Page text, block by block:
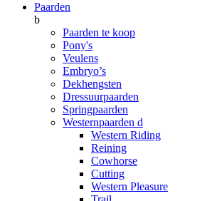
Paarden
b
Paarden te koop
Pony's
Veulens
Embryo’s
Dekhengsten
Dressuurpaarden
Springpaarden
Westernpaarden d
Western Riding
Reining
Cowhorse
Cutting
Western Pleasure